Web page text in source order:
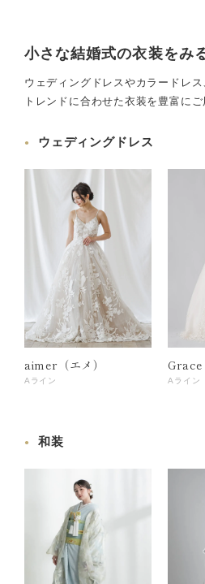
小さな結婚式の衣装をみ
ウェディングドレスやカラードレス
トレンドに合わせた衣装を豊富にご
ウェディングドレス
aimer（エメ）
Aライン
Grace
Aライン
和装